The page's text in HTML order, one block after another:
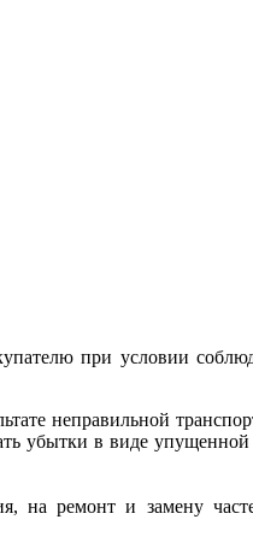
при условии
неправильной
убытки в виде
на ремонт и замену